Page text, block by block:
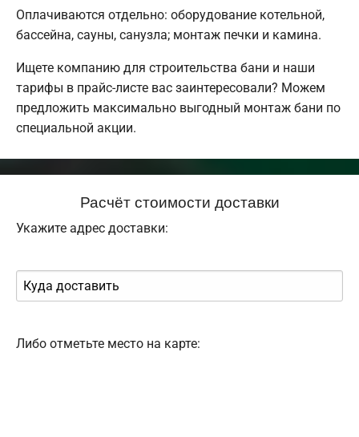
Оплачиваются отдельно: оборудование котельной,
бассейна, сауны, санузла; монтаж печки и камина.
Ищете компанию для строительства бани и наши
тарифы в прайс-листе вас заинтересовали? Можем
предложить максимально выгодный монтаж бани по
специальной акции.
Расчёт стоимости доставки
Укажите адрес доставки:
Либо отметьте место на карте: